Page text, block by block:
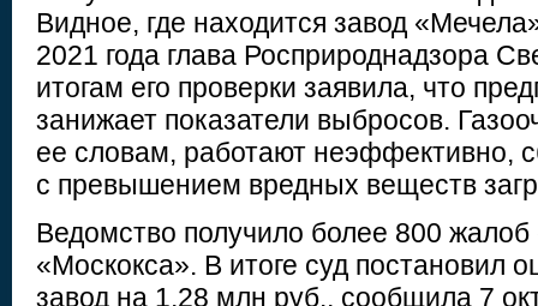
Видное, где находится завод
2021 года глава Росприроднадзора
итогам его проверки заявила, что
занижает показатели выбросов.
ее словам, работают неэффективно,
с превышением вредных веществ
Ведомство получило более 800 жалоб
«Москокса». В итоге суд постановил
завод на 1,28 млн руб., сообщила 7